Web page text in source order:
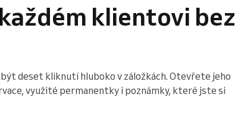
klientovi bez
deset kliknutí hluboko v záložkách. Otevřete jeho
využité permanentky i poznámky, které jste si